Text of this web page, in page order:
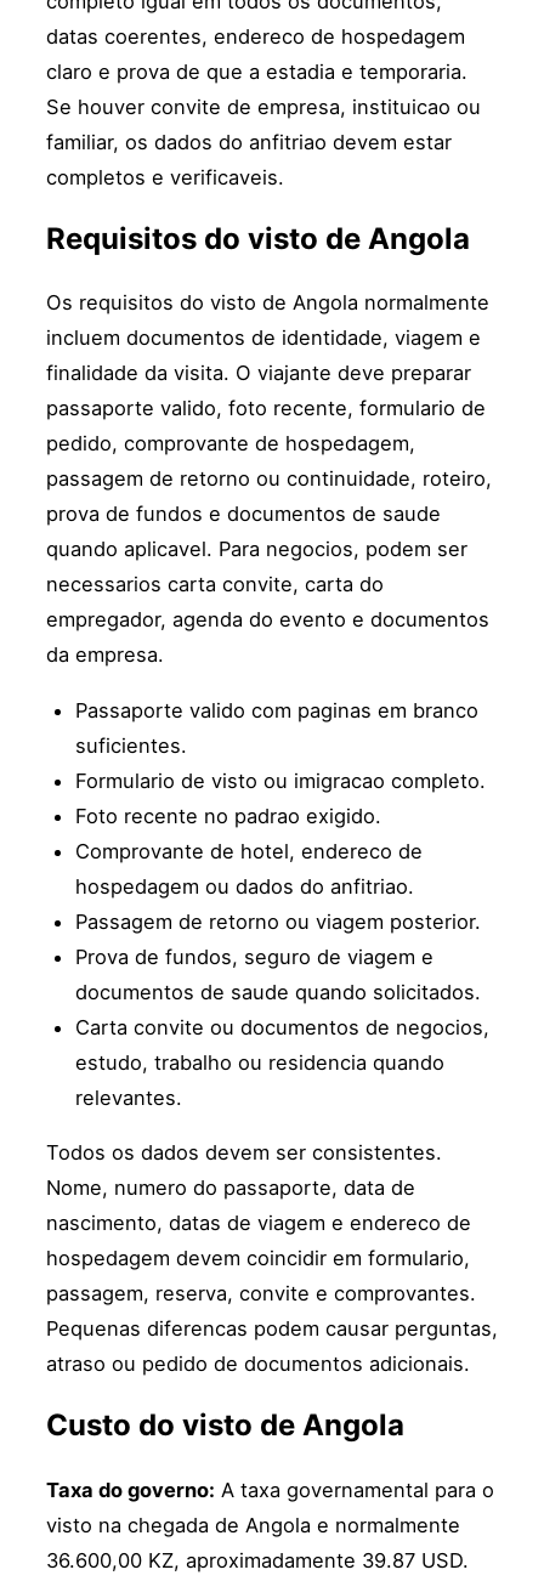
datas coerentes, endereco de hospedagem
claro e prova de que a estadia e temporaria.
Se houver convite de empresa, instituicao ou
familiar, os dados do anfitriao devem estar
completos e verificaveis.
Requisitos do visto de Angola
Os requisitos do visto de Angola normalmente
incluem documentos de identidade, viagem e
finalidade da visita. O viajante deve preparar
passaporte valido, foto recente, formulario de
pedido, comprovante de hospedagem,
passagem de retorno ou continuidade, roteiro,
prova de fundos e documentos de saude
quando aplicavel. Para negocios, podem ser
necessarios carta convite, carta do
empregador, agenda do evento e documentos
da empresa.
Passaporte valido com paginas em branco
suficientes.
Formulario de visto ou imigracao completo.
Foto recente no padrao exigido.
Comprovante de hotel, endereco de
hospedagem ou dados do anfitriao.
Passagem de retorno ou viagem posterior.
Prova de fundos, seguro de viagem e
documentos de saude quando solicitados.
Carta convite ou documentos de negocios,
estudo, trabalho ou residencia quando
relevantes.
Todos os dados devem ser consistentes.
Nome, numero do passaporte, data de
nascimento, datas de viagem e endereco de
hospedagem devem coincidir em formulario,
passagem, reserva, convite e comprovantes.
Pequenas diferencas podem causar perguntas,
atraso ou pedido de documentos adicionais.
Custo do visto de Angola
Taxa do governo: A taxa governamental para o
visto na chegada de Angola e normalmente
36.600,00 KZ, aproximadamente 39.87 USD.